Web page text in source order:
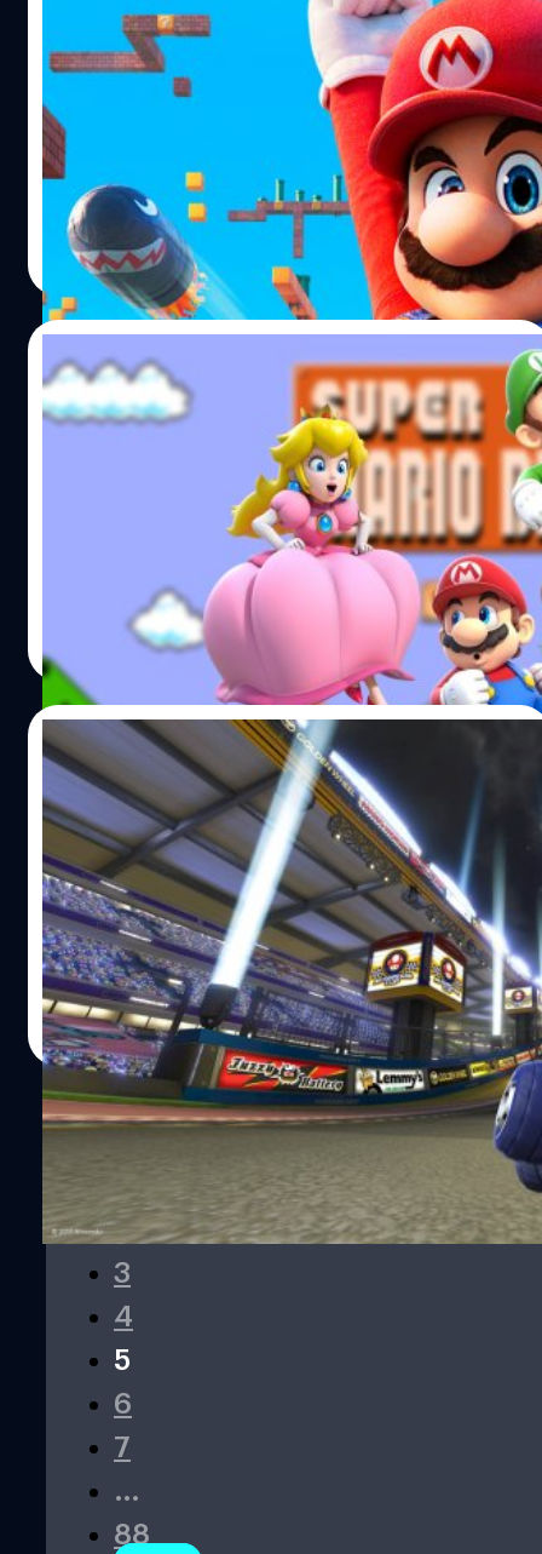
ความสำเร็จของพวกเขา" "ผมพูดตรง ๆ เลยนะ ผมอยากรู้วิธี
การของพวกเขา" ทาเคดะบอกเสริม "บวกกับพวกเขานำเสนอ
แนวเกมที่หลากหลาย จนมีเกมสุดแหวกแนว PaRappa the
Rapper ออกมา ถ้าลองพิจารณาภาพรวมของทั้งหมด ผมคิด
ว่าพวกเราต้องชื่นชมความสำเร็จของ PlayStation" เป็นเวลา
เกือบ 27 ปีที่ทาเคดะให้สัมภาษณ์ถึงความสำเร็จของ
PlayStation…
Nintendo ยืนยันสร้าง ‘The Super Mario
Bros. Movie 2’ กำหนดฉายปี 2026
Nintendo ได้จัดอีเวนท์ Mario Day โดยได้มีการเปิดเผยความ
คืบหน้าของโปรเจกต์มากมาย หนึ่งในนั้นคือการกลับมาร่วม
งานกับ Universal อีกครั้ง
ปรีดี ฤกษ์วลีกุล| 881 days ago
Read More
[บทความ] ที่มาของตัวละครจากเกม ‘Super
Mario’ ที่ไม่ได้มาแบบง่าย ๆ
ที่มาของชื่อตัวละครในเกม 'Super Mario' มาจากที่ไหน เพราะ
มันไม่ได้มาแบบง่าย ๆ บางตัวได้มาจากความบังเอิญจนแทบไม่
วงศกร ปฐมชัยวัฒน์| 881 days ago
Read More
10/03/2024
เปิดตัว LEGO Mario Kart ในวัน Mario Day
แต่ตอนนี้เห็นแค่เงา ขายจริงปีหน้าเลย
10 มีนาคม ถ้าเขียนวันเดือนปีแบบต่างประเทศจะใช้ฟอร์แมต
เดือนวันปี Mar 10 ถ้าเอามาร่วมกันจะอ่านเป็น Mario ใช่แล้ว
วันที่ 10 มีนาคมของทุกปี กลายเป็นวัน Mario Day ถือเป็นการ
เฉลิมฉลองให้กับตัวละครจากเกมสุดโด่งดังของ Nintendo
จีรนาถ เรืองทรัพย์| 882 days ago
Read More
…
3
4
5
6
7
…
88